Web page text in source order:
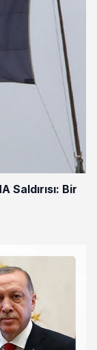
Saldırısı: Bir